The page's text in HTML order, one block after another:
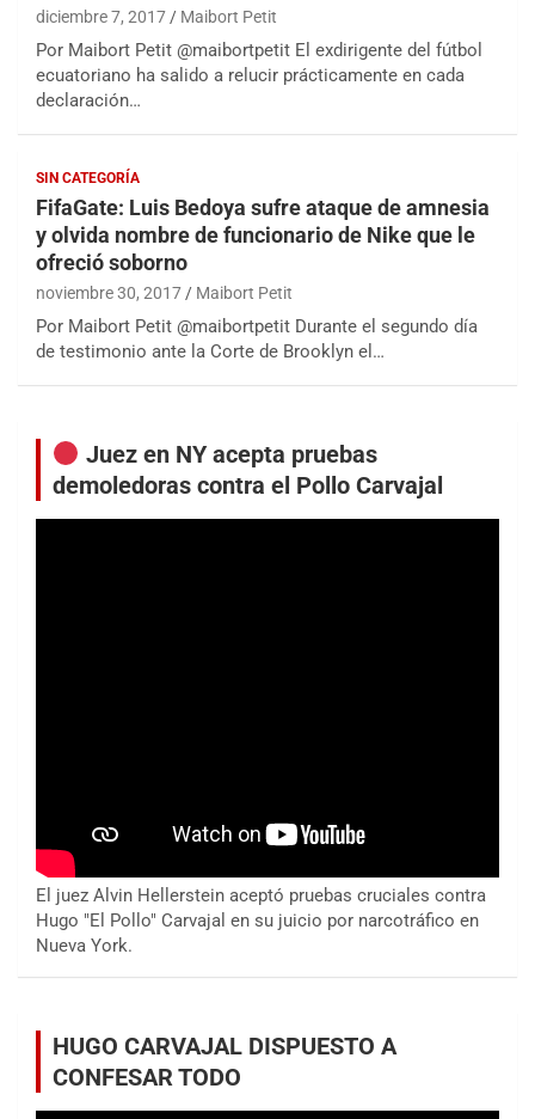
diciembre 7, 2017 Maibort Petit
Por Maibort Petit @maibortpetit El exdirigente del fútbol
ecuatoriano ha salido a relucir prácticamente en cada
declaración…
SIN CATEGORÍA
FifaGate: Luis Bedoya sufre ataque de amnesia
y olvida nombre de funcionario de Nike que le
ofreció soborno
noviembre 30, 2017 Maibort Petit
Por Maibort Petit @maibortpetit Durante el segundo día
de testimonio ante la Corte de Brooklyn el…
Juez en NY acepta pruebas
demoledoras contra el Pollo Carvajal
El juez Alvin Hellerstein aceptó pruebas cruciales contra
Hugo "El Pollo" Carvajal en su juicio por narcotráfico en
Nueva York.
HUGO CARVAJAL DISPUESTO A
CONFESAR TODO